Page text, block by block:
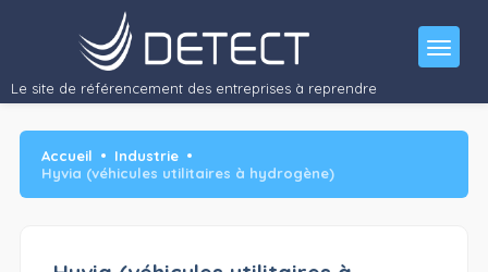
Recherche de candidats à la reprise, partenaires industriels ou
: conception,…"/>
Le site de référencement des entreprises à reprendre
Accueil
Industrie
Hyvia (véhicules utilitaires à hydrogène)